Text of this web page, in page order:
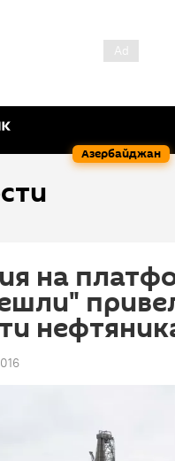
Азербайджан
на